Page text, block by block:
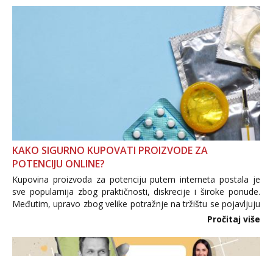
KAKO SIGURNO KUPOVATI PROIZVODE ZA
POTENCIJU ONLINE?
Kupovina proizvoda za potenciju putem interneta postala je
sve popularnija zbog praktičnosti, diskrecije i široke ponude.
Međutim, upravo zbog velike potražnje na tržištu se pojavljuju
i brojni krivotvoreni proizvodi, nepouzdane internetske
Pročitaj više